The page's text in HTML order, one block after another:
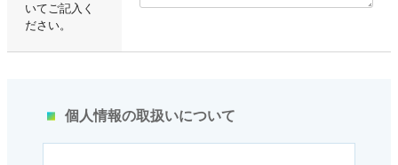
貼ってはがせるアイテム
特殊粘着・吸着シート
いてご記入く
ださい。
個人情報の取扱いについて